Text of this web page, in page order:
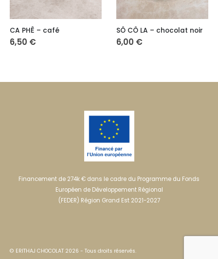
CA PHÊ – café
6,50 €
SÔ CÔ LA – chocolat noir
6,00 €
Financement de 274k € dans le cadre du Programme du Fonds
Européen de Développement Régional
(FEDER) Région Grand Est 2021-2027
© ERITHAJ CHOCOLAT 2026 - Tous droits réservés.